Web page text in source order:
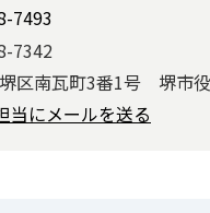
7493
7342
区南瓦町3番1号 堺市
当にメールを送る